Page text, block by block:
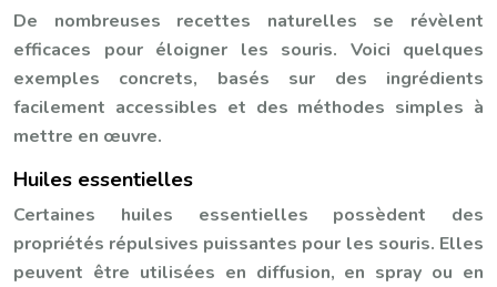
De nombreuses recettes naturelles se révèlent
efficaces pour éloigner les souris. Voici quelques
exemples concrets, basés sur des ingrédients
facilement accessibles et des méthodes simples à
mettre en œuvre.
Huiles essentielles
Certaines huiles essentielles possèdent des
propriétés répulsives puissantes pour les souris. Elles
peuvent être utilisées en diffusion, en spray ou en